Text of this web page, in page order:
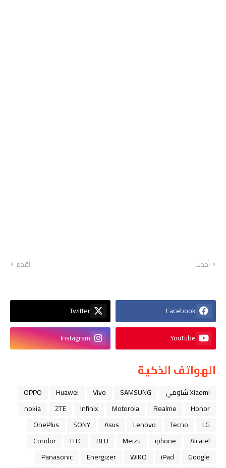
أحدث أقدم
Facebook
Twitter
YouTube
Instagram
الهواتف الذكية
Xiaomi شاومي SAMSUNG
Vivo
Huawei
OPPO
Honor
Realme
Motorola
Infinix
ZTE
nokia
LG
Tecno
Lenovo
Asus
SONY
OnePlus
Alcatel
iphone
Meizu
BLU
HTC
Condor
Google
iPad
WIKO
Energizer
Panasonic